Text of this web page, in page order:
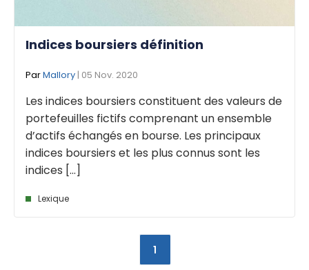
Indices boursiers définition
ParMallory | 05 Nov. 2020
Les indices boursiers constituent des valeurs de
portefeuilles fictifs comprenant un ensemble
d’actifs échangés en bourse. Les principaux
indices boursiers et les plus connus sont les
indices [...]
Lexique
1